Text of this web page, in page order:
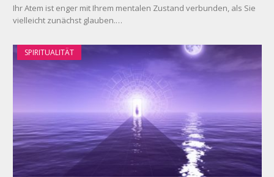
Ihr Atem ist enger mit Ihrem mentalen Zustand verbunden, als Sie
vielleicht zunächst glauben.…
SPIRITUALITÄT